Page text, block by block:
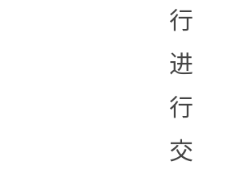
行
进
行
交